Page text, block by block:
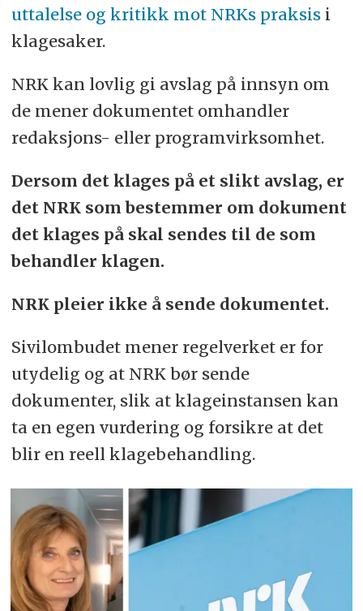
uttalelse og kritikk mot NRKs praksisi
klagesaker.
NRK kan lovlig gi avslag på innsyn om
de mener dokumentet omhandler
redaksjons- eller programvirksomhet.
Dersom det klages på et slikt avslag, er
det NRK som bestemmer om dokument
det klages på skal sendes til de som
behandler klagen.
NRK pleier ikke å sende dokumentet.
Sivilombudet mener regelverket er for
utydelig og at NRK bør sende
dokumenter, slik at klageinstansen kan
ta en egen vurdering og forsikre at det
blir en reell klagebehandling.